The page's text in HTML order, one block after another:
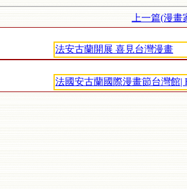
上一篇(漫
法安古蘭開展 喜見台灣漫畫
法國安古蘭國際漫畫節台灣館|